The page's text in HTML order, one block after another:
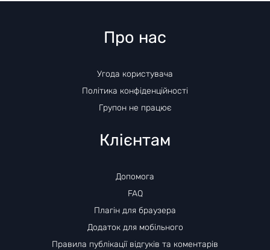
Про нас
Угода користувача
Політика конфіденційності
Групон не працює
Клієнтам
Допомога
FAQ
Плагін для браузера
Додаток для мобільного
Правила публікації відгуків та коментарів